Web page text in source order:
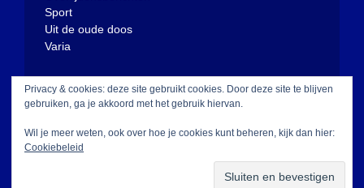
Sport
Uit de oude doos
Varia
Privacy & cookies: deze site gebruikt cookies. Door deze site te blijven
gebruiken, ga je akkoord met het gebruik hiervan.
Wil je meer weten, ook over hoe je cookies kunt beheren, kijk dan hier:
Cookiebeleid